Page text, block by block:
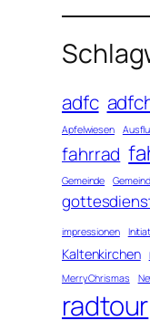
adfc
Apfelwiesen
fahrrad
Gemeinde
impressionen
Kaltenkirchen
MerryChrismas
radtour